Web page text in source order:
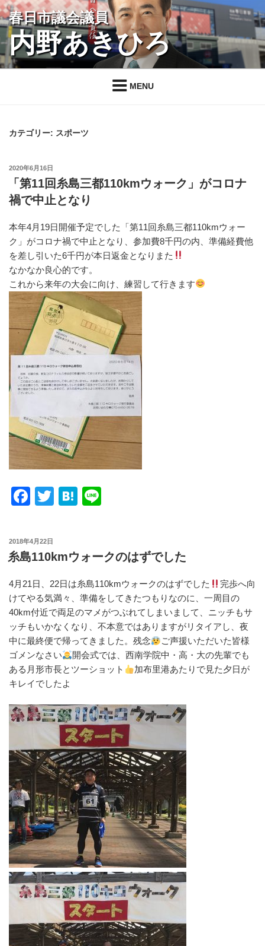
コ
ン
ツ
春日市議会議員
内野あきひろ
MENU
カテゴリー: スポーツ
投
2020年6月16日
「第11回糸島三都110kmウォーク」がコロナ
禍で中止となり
本年4月19日開催予定でした「第11回糸島三都110kmウォー
ク」がコロナ禍で中止となり、参加費8千円の内、準備経費他
を差し引いた6千円が本日返金となりまた
なかなか良心的です。
これから来年の大会に向け、練習して行きます
F
c
e
o
o
k
T
er
H
n
投
稿
日:
2018年4月22日
糸島110kmウォークのはずでした
4月21日、22日は糸島110kmウォークのはずでした
完歩へ向
けてやる気満々、準備をしてきたつもりなのに、一周目の
40km付近で両足のマメがつぶれてしまいまして、ニッチもサ
ッチもいかなくなり、不本意ではありますがリタイアし、夜
中に最終便で帰ってきました。残念
ご声援いただいた皆様
ゴメンなさい
開会式では、西南学院中・高・大の先輩でも
ある月形市長とツーショット
加布里港あたりで見た夕日が
キレイでしたよ